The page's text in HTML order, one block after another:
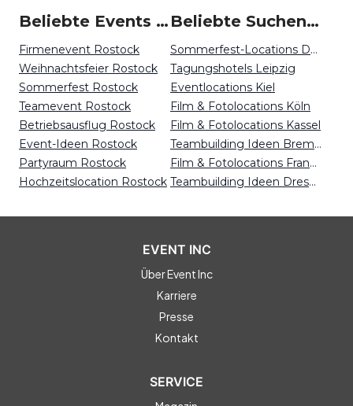
Beliebte Events in Rostock
Firmenevent Rostock
Weihnachtsfeier Rostock
Sommerfest Rostock
Teamevent Rostock
Betriebsausflug Rostock
Event-Ideen Rostock
Partyraum Rostock
Hochzeitslocation Rostock
Beliebte Suchen auf Event Inc
Sommerfest-Locations Düsseldorf
Tagungshotels Leipzig
Eventlocations Kiel
Film & Fotolocations Köln
Film & Fotolocations Kassel
Teambuilding Ideen Bremen
Film & Fotolocations Frankfurt
Teambuilding Ideen Dresden
EVENT INC
Über Event Inc
Karriere
Presse
Kontakt
SERVICE